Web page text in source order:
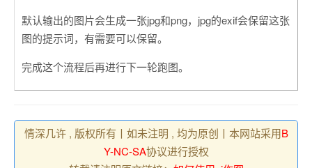
默认输出的图片会生成一张jpg和png，jpg的exif会保留这张
图的提示词，有需要可以保留。
完成这个流程后再进行下一轮跑图。
情深几许 , 版权所有丨如未注明 , 均为原创丨本网站采用B
Y-NC-SA协议进行授权